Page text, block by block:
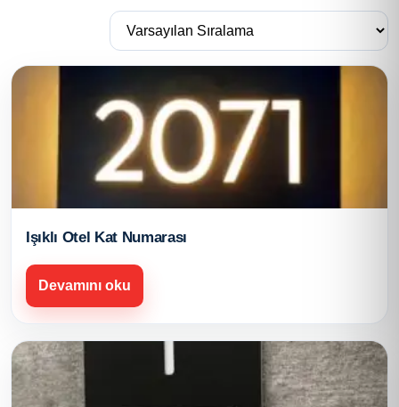
Işıklı Otel Kat Numarası
Devamını oku